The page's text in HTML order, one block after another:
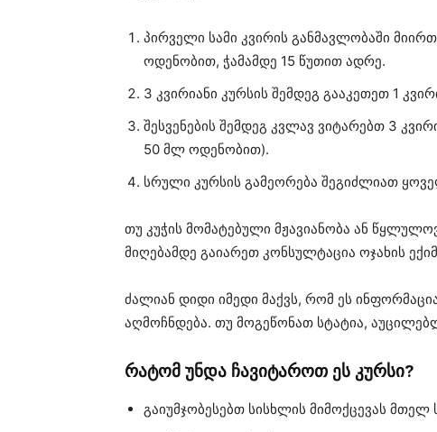
პირველი სამი კვირის განმავლობაში
ოდენობით, ჭამამდე 15 წუთით ადრე.
3 კვირიანი კურსის შემდეგ გააკეთეთ 1
შესვენების შემდეგ კვლავ ვიტარებთ 3
50 მლ ოდენობით).
სრული კურსის გამეორება შეგიძლიათ
თუ კუჭის მომატებული მჟავიანობა ან
მიღებამდე გაიარეთ კონსულტაცია ოჯახის
ძალიან დიდი იმედი მაქვს, რომ ეს
აღმოჩნდება. თუ მოგეწონათ სტატია,
რატომ უნდა ჩავიტაროთ ეს კურსი?
გაიუმჯობესებთ სისხლის მიმოქცევას მთელ